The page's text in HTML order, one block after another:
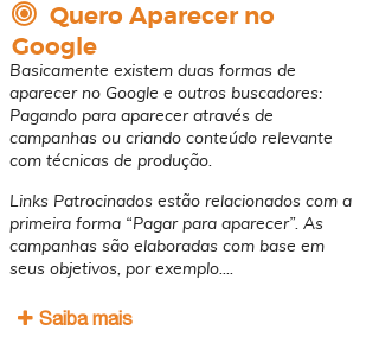
Quero Aparecer no
Google
Basicamente existem duas formas de
aparecer no Google e outros buscadores:
Pagando para aparecer através de
campanhas ou criando conteúdo relevante
com técnicas de produção.
Links Patrocinados estão relacionados com a
primeira forma “Pagar para aparecer”. As
campanhas são elaboradas com base em
seus objetivos, por exemplo....
Saiba mais